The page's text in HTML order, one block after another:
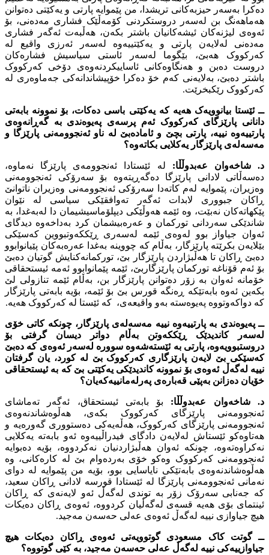
دەکرا بەسەر حیزبەکانى تریشدا، من پێموایە پارتى و یەکێتى دەتوانن
هەماهەنگ بن لەسەر دروستکردنى کۆمەڵێک فشارى مەدەنى، بۆ
ئەوەى لیژنەکان ئیشەکانیان باشتر بکەن، هەڵبەت ئەگەر فشارى
مەدەنى لەلایەن پارتى و یەکێتییەوە لەسەر ئەرزى واقیع لە
کەرکووک هەبێ، بێگوما لەسەر ئاستى سیاسیش فشارەکان
دروست دەبن و هەنگاوەکانى ئاساییکردنەوەى دۆخى کەرکووک
باشتر دەبێ، بەلایەنى کەم خۆ دەکرا خۆپیشاندانەکى جەماوەرى لە
کەرکووک رێکبخرێت.
ــ ئێستا بیانوویەک هەیە کە یەکێتى باسى دەکات، بۆ نموونە بابەتى
دانانى پارێزگاى کەرکووک ئەم پرسەى پەیوەندى بە گەڕانەوەى
پارتییەوە نییە، پارتى بچێ و ئامادەبێ لە ناو ئەنجوومەنى پارێزگا و
مەسەلەى پارێزگار یەکلایی بکاتەوە؟
د. شاخەوان عەبدوڵڵا: لە ئێستادا ئەنجوومەى پارێزگا نەماوە،
دەسەڵاتى لادانى پارێزگا دەگەڕیتەوە بۆ سەرۆکى ئەنجوومەنى
وەزیران، پێموایە لەم کاتەدا سەرۆکى ئەنجوومەنى وەزیران ناتوانێ
ڕاکان جبوورى لابدات ئەگەر تەوافقێکى سیاسى لە نێوان
پێکهاتەکان نەبێت، وە ئێمە هەوڵێکى دیپلۆماسیشیمان دا لەبەغدا، بە
شاندێکى سەردانى تورکمان و عەرەبیشمان کرد بەداخەوە دیدگاى
ئەوان جیاواز بوو لەوەى ئێمە لەسەرى ڕێککەوتبووین کەسێکى
بێلایەن بکرێتە پارێزگار، بەڵام کە چووینە بەغدا عەرەبەکان پێیانوابوو
دەبێ ڕاکان تا هەڵبژاردن پارێزگار بێ، تورکمانەکنایش گوتیان دەبێ
بۆ ئەم قۆناغە تورکمان پارێزگاربێ، ئێمە پێمانوابوو ئەمە ئیستحقاقى
خۆمانە ئەوان بە زۆر دەتوانن پارێزگار بن، بەڵام ئێمە تنازولى لێ
بکەین ئەوە بابەتێکە ڕەنگە قورس بێ بۆ ئێمە، بۆیە بابەتى پارێزگار
کە دواکەوتووە پەیوەستە بەو واقیعەى، کە ئێستا لە کەرکووک هەیە.
ــ پەیوەندى بە پارتییەوە نییە مەسەلەى پارێزگار، چونکە کاتى خۆى
لەسەر کاندیدێک ڕێککەوتن بەڵام دواتر دیسان گرفتى بۆ
دروستبوویەوە، پارتى بە ئێستەشەوە سوورە لەسەر ئەوەى کە دەبێ
کەسێکى بێ لایەن پارێزگارى کەرکووک بێ لە کورد، یان گرفتان
نییە لەگەڵ ئەوەى بۆ نموونە کاندیدێکى یەکێتى بێ کە بە ئیستحقاقى
خۆیان دەزانن بەپێى قەبارەى پەرلەمانییەکەیان؟
د. شاخەوان عەبدوڵڵا: بۆ بابەتى ئیستحقاق، ئەگەر تەماشاى
ئەنجوومەنى پارێزگاى کەرکووک بکەی، هەڵوەشاندنەوەى
ئەنجوومەنى پارێزگاى کەرکووک، هەڵەیەکى دەستوورى گەورەیە و
هەتاوەکو ئێستاش لەلایەن دادگاى فیدراڵییەوە ئەو بابەتە یەکلایی
نەکراوەتەوە، چونکە ئەوان هەڵبژاردنیان نەکردووە، بۆیە دەبوایە
ئەنجوومەنى کەرکووک وەکو خۆى بەردەوام بێ لە کارەکانى، وە
هەڵوەشاندنەوەى بابەتێکى نایاسایى بوو، بۆیە من پێموایە لە دواى
نەمانى ئەنجوومەنى پارێزگا لە ئێستادا قورسە لادانى ڕاکان سعید،
کە جەنابى سەرۆک زۆر بە توندى لەگەڵ ئەو لایەنەى کە ڕاکان
ئینتماى بۆى هەیە قسەى لەگەڵیان کردووە، ئەوەى ڕاکان دەیکات
هیچ جیاوازى نییە لەگەڵ ئەوەى عەلى حەسەن مەجید.
ــ گوتت کاک مسعودى گوتوویەتى ئەوەى ڕاکان دەیکات هیچ
جیاوازییەکى نییە لەگەڵ عەلى حەسەن مەجید، بە کێى گوتووە؟